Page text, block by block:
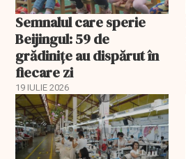
Semnalul care sperie
Beijingul: 59 de
grădinițe au dispărut în
fiecare zi
19 IULIE 2026